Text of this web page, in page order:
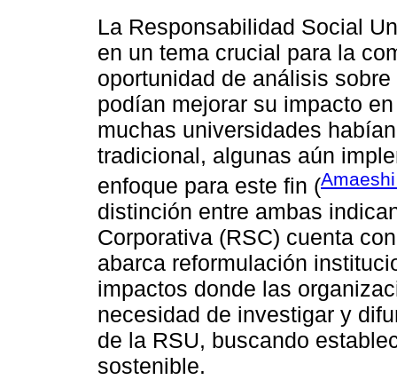
La Responsabilidad Social
en un tema crucial para la
oportunidad de análisis
podían mejorar su impacto
muchas universidades
tradicional, algunas aún
enfoque para este fin (
distinción entre ambas
Corporativa (RSC) cuenta
abarca reformulación
impactos donde las
necesidad de investigar y
de la RSU, buscando
sostenible.